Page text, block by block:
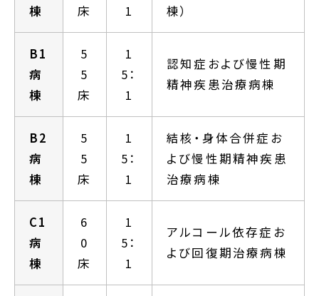
棟
床
1
棟）
B1
病
棟
5
5
床
1
5：
1
認知症および慢性期
精神疾患治療病棟
B2
病
棟
5
5
床
1
5：
1
結核・身体合併症お
よび慢性期精神疾患
治療病棟
C1
病
棟
6
0
床
1
5：
1
アルコール依存症お
よび回復期治療病棟